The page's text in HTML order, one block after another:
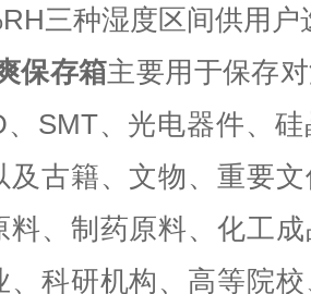
三种湿度区间供用户
保存箱主要用于保存
、 SMT、光电器件、
及古籍、文物、重要
料、制药原料、化工
、科研机构、高等院